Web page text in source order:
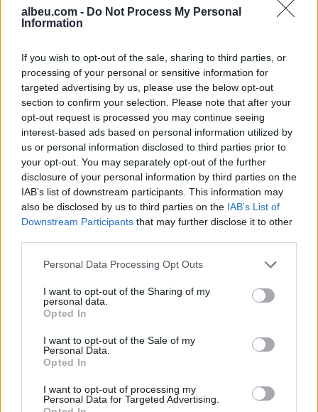
albeu.com - Do Not Process My Personal
Information
If you wish to opt-out of the sale, sharing to third parties, or
processing of your personal or sensitive information for
targeted advertising by us, please use the below opt-out
section to confirm your selection. Please note that after your
opt-out request is processed you may continue seeing
interest-based ads based on personal information utilized by
us or personal information disclosed to third parties prior to
your opt-out. You may separately opt-out of the further
disclosure of your personal information by third parties on the
IAB’s list of downstream participants. This information may
also be disclosed by us to third parties on the IAB’s List of
Downstream Participants that may further disclose it to other
Personal Data Processing Opt Outs
I want to opt-out of the Sharing of my
personal data.
Opted In
I want to opt-out of the Sale of my
Personal Data.
Opted In
I want to opt-out of processing my
Personal Data for Targeted Advertising.
Shtuarmë22.08.2022 15:38
kosove , polici e kosoves , policia ,
policia
e kosoves
Sinani: LDK-ja nuk
bashkëqeveris me Kurtin
pa një marrëveshje të
Imeri pas takimit
Zelensky–Vuçiq:
afrua “hijes së Putinit” në
Ballkan